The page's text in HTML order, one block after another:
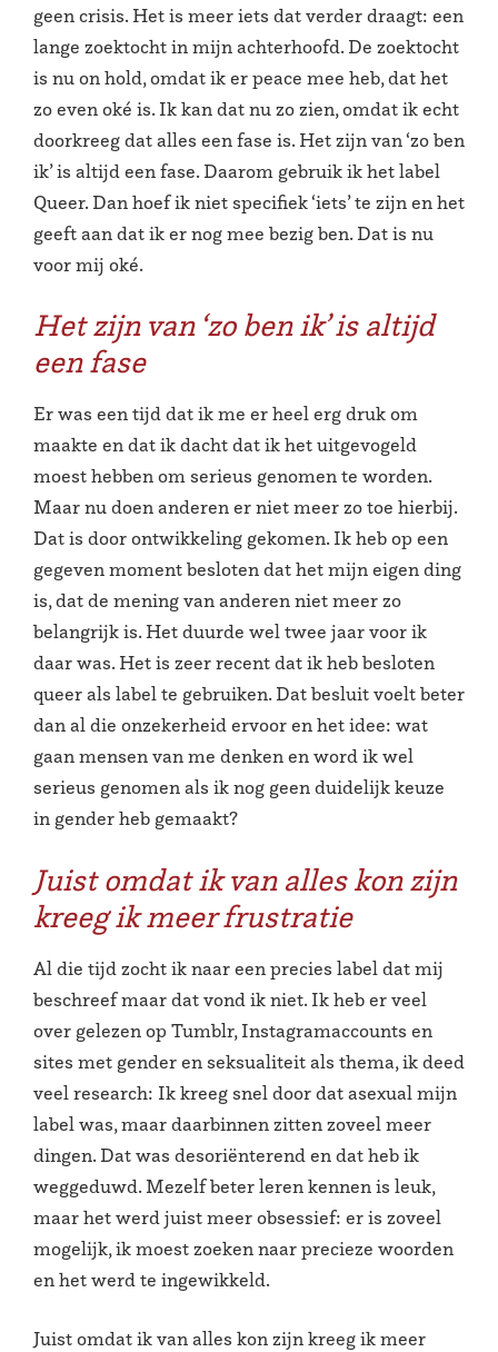
geen crisis. Het is meer iets dat verder draagt: een
lange zoektocht in mijn achterhoofd. De zoektocht
is nu on hold, omdat ik er peace mee heb, dat het
zo even oké is. Ik kan dat nu zo zien, omdat ik echt
doorkreeg dat alles een fase is. Het zijn van ‘zo ben
ik’ is altijd een fase. Daarom gebruik ik het label
Queer. Dan hoef ik niet specifiek ‘iets’ te zijn en het
geeft aan dat ik er nog mee bezig ben. Dat is nu
voor mij oké.
Het zijn van ‘zo ben ik’ is altijd
een fase
Er was een tijd dat ik me er heel erg druk om
maakte en dat ik dacht dat ik het uitgevogeld
moest hebben om serieus genomen te worden.
Maar nu doen anderen er niet meer zo toe hierbij.
Dat is door ontwikkeling gekomen. Ik heb op een
gegeven moment besloten dat het mijn eigen ding
is, dat de mening van anderen niet meer zo
belangrijk is. Het duurde wel twee jaar voor ik
daar was. Het is zeer recent dat ik heb besloten
queer als label te gebruiken. Dat besluit voelt beter
dan al die onzekerheid ervoor en het idee: wat
gaan mensen van me denken en word ik wel
serieus genomen als ik nog geen duidelijk keuze
in gender heb gemaakt?
Juist omdat ik van alles kon zijn
kreeg ik meer frustratie
Al die tijd zocht ik naar een precies label dat mij
beschreef maar dat vond ik niet. Ik heb er veel
over gelezen op Tumblr, Instagramaccounts en
sites met gender en seksualiteit als thema, ik deed
veel research: Ik kreeg snel door dat asexual mijn
label was, maar daarbinnen zitten zoveel meer
dingen. Dat was desoriënterend en dat heb ik
weggeduwd. Mezelf beter leren kennen is leuk,
maar het werd juist meer obsessief: er is zoveel
mogelijk, ik moest zoeken naar precieze woorden
en het werd te ingewikkeld.
Juist omdat ik van alles kon zijn kreeg ik meer